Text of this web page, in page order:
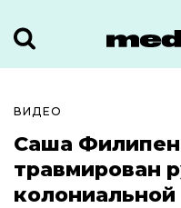
ВИДЕО
Саша
травмирован
колониальной